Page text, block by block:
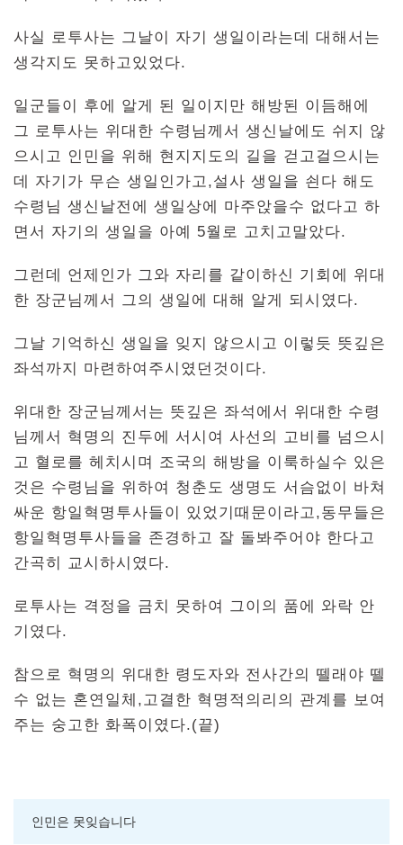
사실 로투사는 그날이 자기 생일이라는데 대해서는
생각지도 못하고있었다.
일군들이 후에 알게 된 일이지만 해방된 이듬해에
그 로투사는 위대한 수령님께서 생신날에도 쉬지 않
으시고 인민을 위해 현지지도의 길을 걷고걸으시는
데 자기가 무슨 생일인가고,설사 생일을 쇤다 해도
수령님 생신날전에 생일상에 마주앉을수 없다고 하
면서 자기의 생일을 아예 5월로 고치고말았다.
그런데 언제인가 그와 자리를 같이하신 기회에 위대
한 장군님께서 그의 생일에 대해 알게 되시였다.
그날 기억하신 생일을 잊지 않으시고 이렇듯 뜻깊은
좌석까지 마련하여주시였던것이다.
위대한 장군님께서는 뜻깊은 좌석에서 위대한 수령
님께서 혁명의 진두에 서시여 사선의 고비를 넘으시
고 혈로를 헤치시며 조국의 해방을 이룩하실수 있은
것은 수령님을 위하여 청춘도 생명도 서슴없이 바쳐
싸운 항일혁명투사들이 있었기때문이라고,동무들은
항일혁명투사들을 존경하고 잘 돌봐주어야 한다고
간곡히 교시하시였다.
로투사는 격정을 금치 못하여 그이의 품에 와락 안
기였다.
참으로 혁명의 위대한 령도자와 전사간의 뗄래야 뗄
수 없는 혼연일체,고결한 혁명적의리의 관계를 보여
주는 숭고한 화폭이였다.(끝)
인민은 못잊습니다